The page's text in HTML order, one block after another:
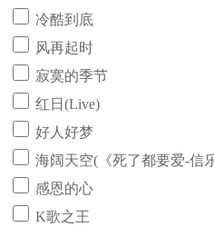
冷酷到底
风再起时
寂寞的季节
红日(Live)
好人好梦
海阔天空(《死了都要爱-信
感恩的心
K歌之王